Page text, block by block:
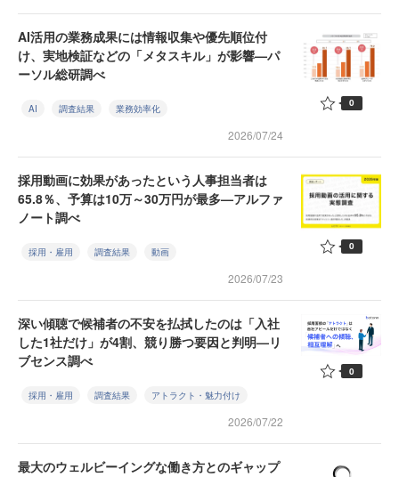
AI活用の業務成果には情報収集や優先順位付
け、実地検証などの「メタスキル」が影響—パ
ーソル総研調べ
AI 調査結果 業務効率化
2026/07/24
0
採用動画に効果があったという人事担当者は
65.8％、予算は10万～30万円が最多—アルファ
ノート調べ
採用・雇用 調査結果 動画
2026/07/23
0
深い傾聴で候補者の不安を払拭したのは「入社
した1社だけ」が4割、競り勝つ要因と判明—リ
ブセンス調べ
採用・雇用 調査結果 アトラクト・魅力付け
2026/07/22
0
最大のウェルビーイングな働き方とのギャップ